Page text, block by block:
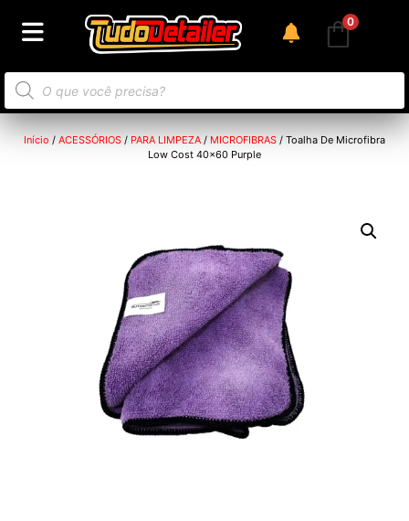
0
Início / ACESSÓRIOS / PARA LIMPEZA / MICROFIBRAS / Toalha De Microfibra
Low Cost 40×60 Purple